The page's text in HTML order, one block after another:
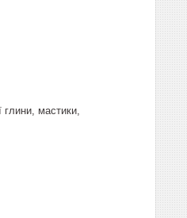
глини, мастики,